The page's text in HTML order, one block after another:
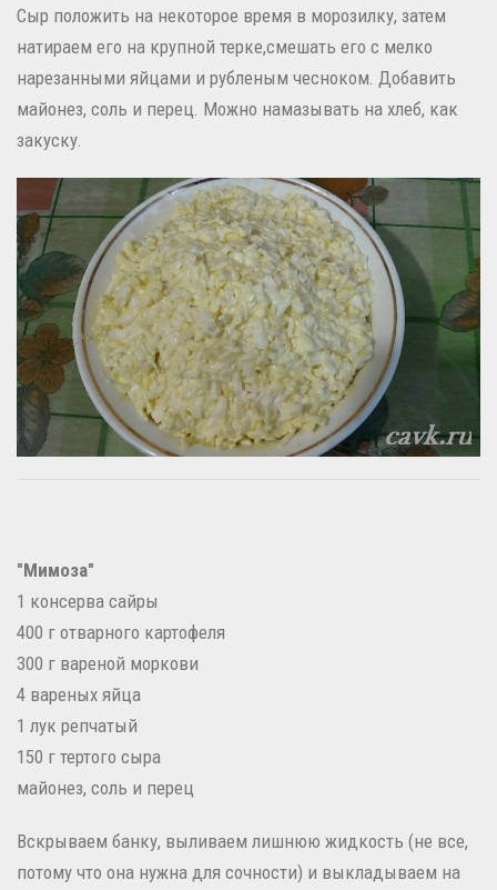
Сыр положить на некоторое время в морозилку, затем
натираем его на крупной терке,смешать его с мелко
нарезанными яйцами и рубленым чесноком. Добавить
майонез, соль и перец. Можно намазывать на хлеб, как
закуску.
"Мимоза"
1 консерва сайры
400 г отварного картофеля
300 г вареной моркови
4 вареных яйца
1 лук репчатый
150 г тертого сыра
майонез, соль и перец
Вскрываем банку, выливаем лишнюю жидкость (не все,
потому что она нужна для сочности) и выкладываем на